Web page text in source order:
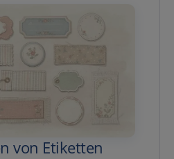
von Etiketten